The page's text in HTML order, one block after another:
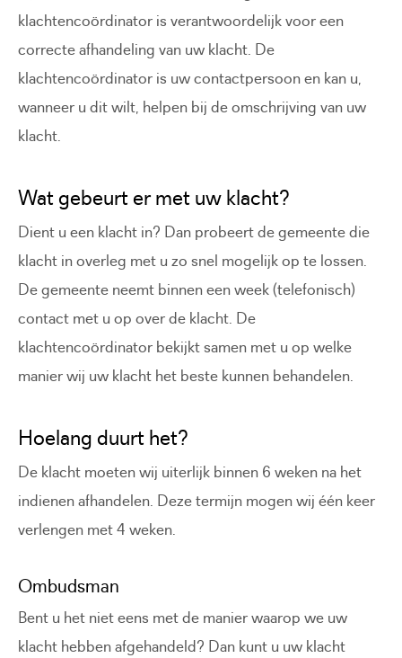
klachtencoördinator is verantwoordelijk voor een
correcte afhandeling van uw klacht. De
klachtencoördinator is uw contactpersoon en kan u,
wanneer u dit wilt, helpen bij de omschrijving van uw
klacht.
Wat gebeurt er met uw klacht?
Dient u een klacht in? Dan probeert de gemeente die
klacht in overleg met u zo snel mogelijk op te lossen.
De gemeente neemt binnen een week (telefonisch)
contact met u op over de klacht. De
klachtencoördinator bekijkt samen met u op welke
manier wij uw klacht het beste kunnen behandelen.
Hoelang duurt het?
De klacht moeten wij uiterlijk binnen 6 weken na het
indienen afhandelen. Deze termijn mogen wij één keer
verlengen met 4 weken.
Ombudsman
Bent u het niet eens met de manier waarop we uw
klacht hebben afgehandeld? Dan kunt u uw klacht